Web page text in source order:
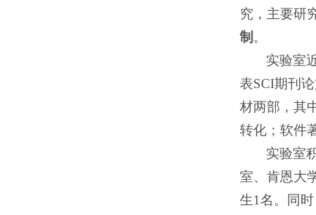
究，主要研
制 。
实验室
表SCI期刊
材两部，其
转化；软件
实验室
室、肯恩大
生1名。同